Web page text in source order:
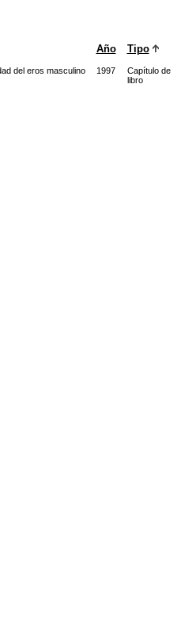
Año Tipo
del eros masculino
1997
Capítulo de
libro